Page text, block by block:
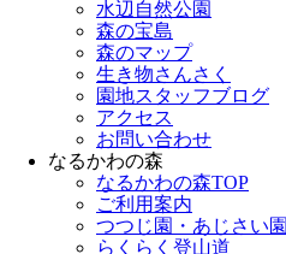
水辺自然公園
森の宝島
森のマップ
生き物さんさく
園地スタッフブログ
アクセス
お問い合わせ
なるかわの森
なるかわの森TOP
ご利用案内
つつじ園・あじさい園
らくらく登山道